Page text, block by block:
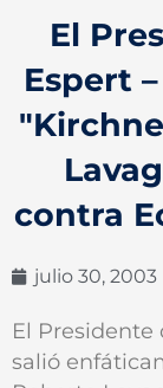
El
Espert
contra
julio 30, 2003
El Presidente
salió